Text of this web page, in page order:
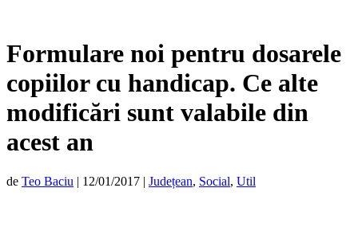
Formulare noi pentru dosarele
copiilor cu handicap. Ce alte
modificări sunt valabile din
acest an
de Teo Baciu | 12/01/2017 | Județean, Social, Util